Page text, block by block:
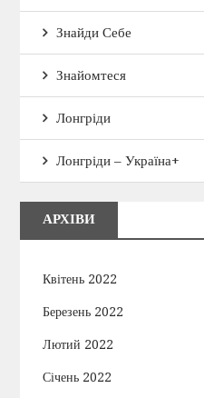
Знайди Себе
Знайомтеся
Лонгріди
Лонгріди – Україна+
АРХІВИ
Квітень 2022
Березень 2022
Лютий 2022
Січень 2022